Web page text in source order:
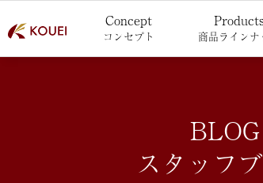
Concept
コンセプト 商品ラインナ
BLOG
スタッフ